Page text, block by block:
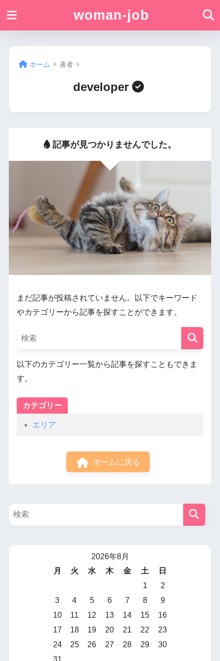
woman-job
ホーム 著者
developer
記事が見つかりませんでした。
まだ記事が投稿されていません。以下でキーワード
やカテゴリーから記事を探すことができます。
以下のカテゴリー一覧から記事を探すこともできま
す。
カテゴリー
エリア
ホームに戻る
2026年8月
月
火 水 木 金 土
日
1
2
3
4 5 6 7 8
9
10
11 12 13 14 15
16
17
18 19 20 21 22
23
24
25 26 27 28 29
30